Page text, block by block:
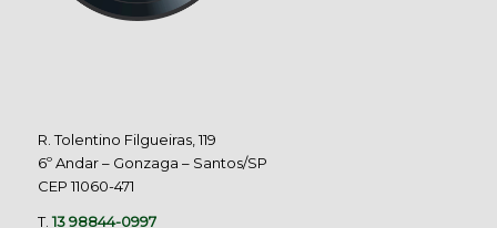
R. Tolentino Filgueiras, 119
6º Andar – Gonzaga – Santos/SP
CEP 11060-471
T.13 98844-0997